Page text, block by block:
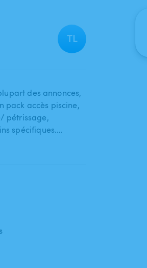
TL
des annonces​,​
pack accès piscine​,​
pétrissage​,​
spécifiques.…